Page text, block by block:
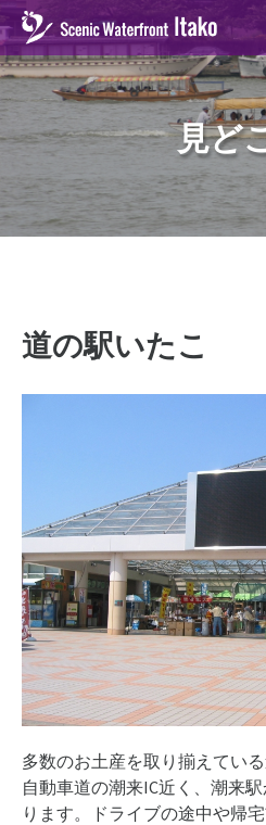
見ど
道の駅いたこ
多数のお土産を取り揃えてい
自動車道の潮来IC近く、潮来
ります。ドライブの途中や帰